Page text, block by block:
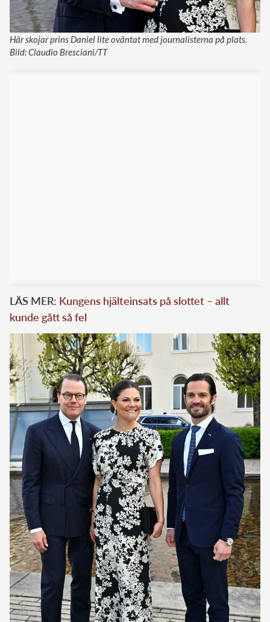
Här skojar prins Daniel lite oväntat med journalisterna på plats.
Bild: Claudio Bresciani/TT
LÄS MER: Kungens hjälteinsats på slottet – allt
kunde gått så fel